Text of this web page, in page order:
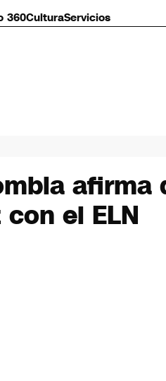
360CulturaServicios
el ELN